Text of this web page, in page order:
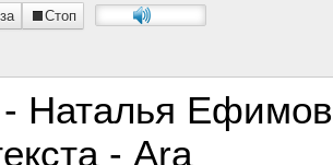
Стоп
- Наталья
- Ara